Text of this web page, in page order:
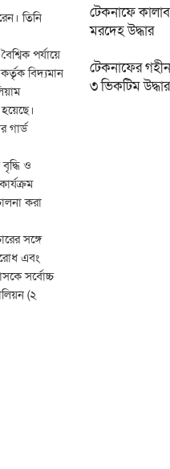
তিনি
পর্যায়ে
বিদ্যমান
গার্ড
ও
করা
সঙ্গে
এবং
সর্বোচ্চ
(২
টেকনাফে
মরদেহ উদ্ধার
টেকনাফের
৩ ভিকটিম উদ্ধার